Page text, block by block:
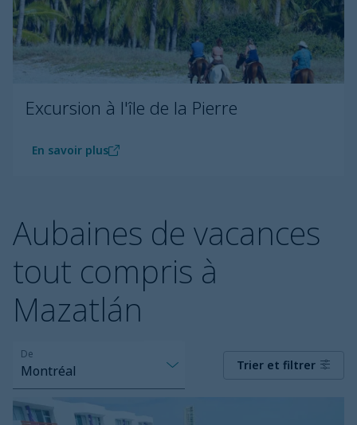
Excursion à l'île de la Pierre
En savoir plus
Aubaines de vacances
tout compris à
Mazatlán
Montréal
De
Trier et filtrer
Oceano
Palace